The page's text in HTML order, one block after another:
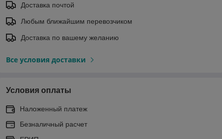
Доставка почтой
Любым ближайшим перевозчиком
Доставка по вашему желанию
Все условия доставки
Условия оплаты
Наложенный платеж
Безналичный расчет